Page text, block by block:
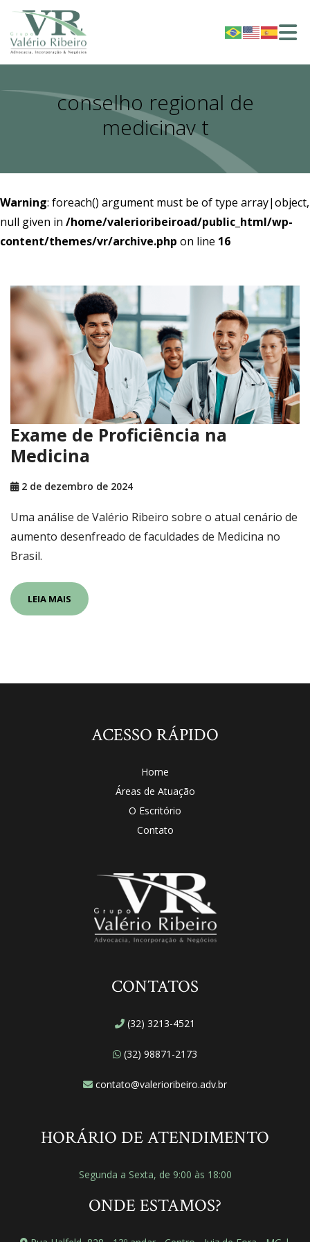
conselho regional de
medicinav t
Warning: foreach() argument must be of type array|object,
null given in /home/valerioribeiroad/public_html/wp-
content/themes/vr/archive.php on line 16
Exame de Proficiência na
Medicina
2 de dezembro de 2024
Uma análise de Valério Ribeiro sobre o atual cenário de
aumento desenfreado de faculdades de Medicina no
Brasil.
LEIA MAIS
ACESSO RÁPIDO
Home
Áreas de Atuação
O Escritório
Contato
CONTATOS
(32) 3213-4521
(32) 98871-2173
contato@valerioribeiro.adv.br
HORÁRIO DE ATENDIMENTO
Segunda a Sexta, de 9:00 às 18:00
ONDE ESTAMOS?